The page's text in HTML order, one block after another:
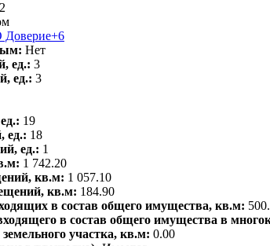
Нет
ед.: 3
ед.: 3
19
ед.: 18
ед.: 1
1 742.20
кв.м: 1 057.10
кв.м: 184.90
в состав общего имущества, кв.м:
в состав общего имущества в
участка, кв.м: 0.00